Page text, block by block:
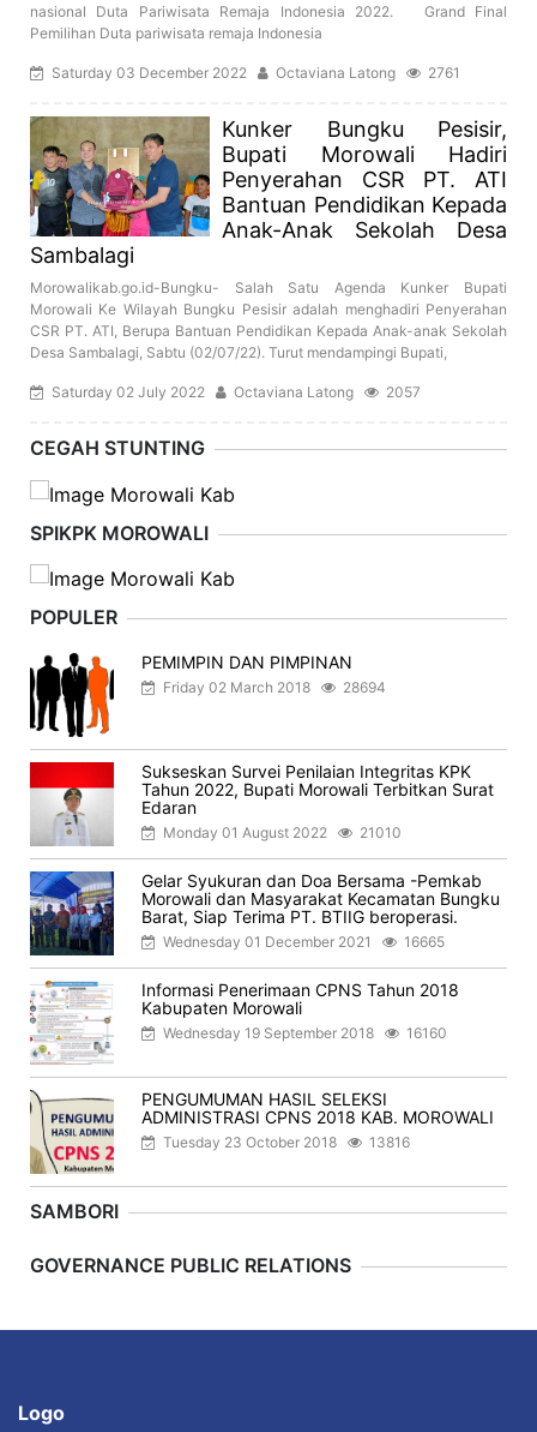
nasional Duta Pariwisata Remaja Indonesia 2022. Grand Final
Pemilihan Duta pariwisata remaja Indonesia
Saturday 03 December 2022 Octaviana Latong 2761
Kunker Bungku Pesisir,
Bupati Morowali Hadiri
Penyerahan CSR PT. ATI
Bantuan Pendidikan Kepada
Anak-Anak Sekolah Desa
Sambalagi
Morowalikab.go.id-Bungku- Salah Satu Agenda Kunker Bupati
Morowali Ke Wilayah Bungku Pesisir adalah menghadiri Penyerahan
CSR PT. ATI, Berupa Bantuan Pendidikan Kepada Anak-anak Sekolah
Desa Sambalagi, Sabtu (02/07/22). Turut mendampingi Bupati,
Saturday 02 July 2022 Octaviana Latong 2057
CEGAH STUNTING
SPIKPK MOROWALI
POPULER
PEMIMPIN DAN PIMPINAN
Friday 02 March 2018 28694
Sukseskan Survei Penilaian Integritas KPK
Tahun 2022, Bupati Morowali Terbitkan Surat
Edaran
Monday 01 August 2022 21010
Gelar Syukuran dan Doa Bersama -Pemkab
Morowali dan Masyarakat Kecamatan Bungku
Barat, Siap Terima PT. BTIIG beroperasi.
Wednesday 01 December 2021 16665
Informasi Penerimaan CPNS Tahun 2018
Kabupaten Morowali
Wednesday 19 September 2018 16160
PENGUMUMAN HASIL SELEKSI
ADMINISTRASI CPNS 2018 KAB. MOROWALI
Tuesday 23 October 2018 13816
SAMBORI
Previous
GOVERNANCE PUBLIC RELATIONS
Logo